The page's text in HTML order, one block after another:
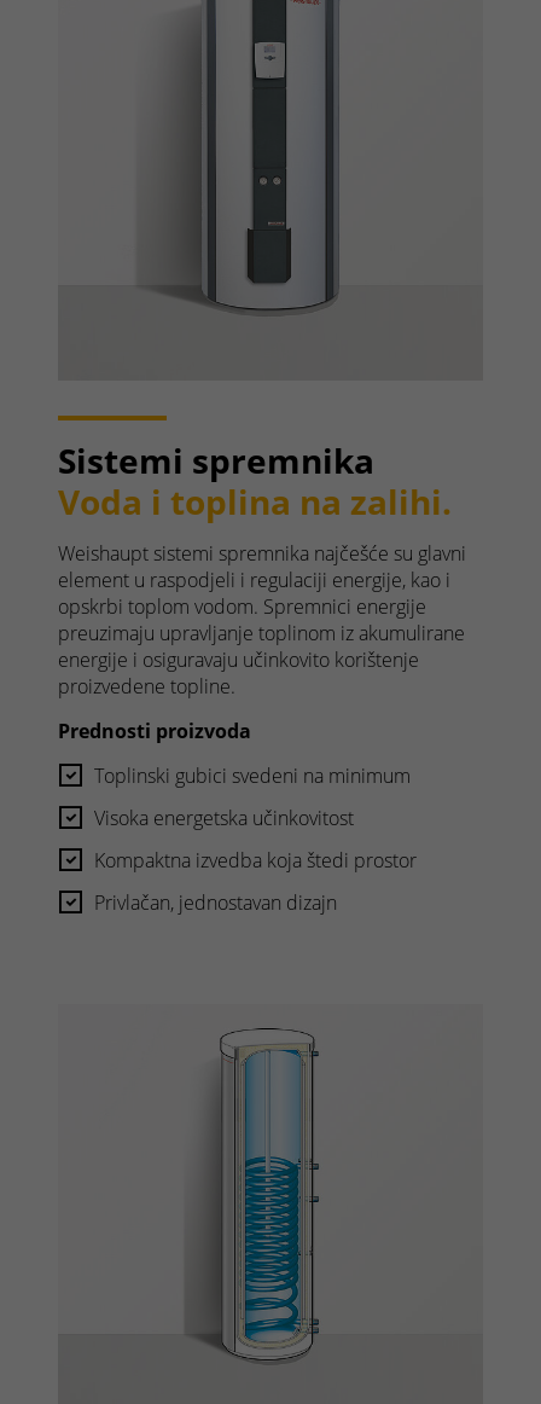
Sistemi spremnika
Voda i toplina na zalihi.
Weishaupt sistemi spremnika najčešće su glavni
element u raspodjeli i regulaciji energije, kao i
opskrbi toplom vodom. Spremnici energije
preuzimaju upravljanje toplinom iz akumulirane
energije i osiguravaju učinkovito korištenje
proizvedene topline.
Prednosti proizvoda
Toplinski gubici svedeni na minimum
Visoka energetska učinkovitost
Kompaktna izvedba koja štedi prostor
Privlačan, jednostavan dizajn